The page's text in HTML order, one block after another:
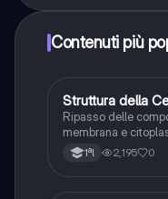
Contenuti più
SScienze
Struttura della
Ripasso delle
membrana e
l'organizzazione di
1ªl 2,195 0